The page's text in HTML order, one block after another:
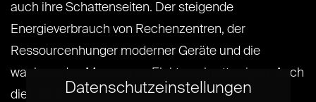
auch ihre Schattenseiten. Der steigende
Energieverbrauch von Rechenzentren, der
Ressourcenhunger moderner Geräte und die
wachsenden Mengen an Elektroschrott zeigen: Auch
die[...] [...]
Datenschutzeinstellungen